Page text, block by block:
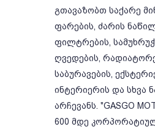
გთავაზობთ საქარე
ფარების, ძარის
ფილტრების,
ღვედების,
საბურავების,
ინტერიერის და სხვა
არჩევანს. "GASGO
600 მდე